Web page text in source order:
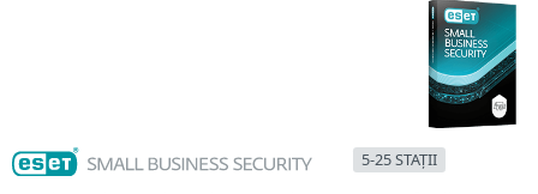
5-25 STAȚII